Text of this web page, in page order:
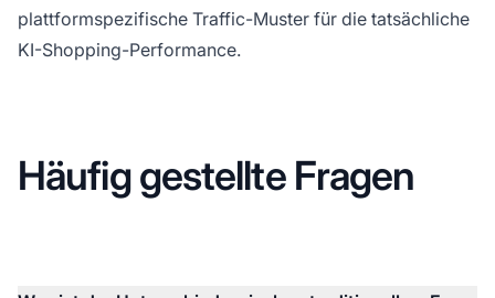
plattformspezifische Traffic-Muster für die tatsächliche
KI-Shopping-Performance.
Häufig gestellte Fragen